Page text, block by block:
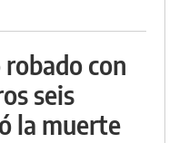
con
seis
la muerte